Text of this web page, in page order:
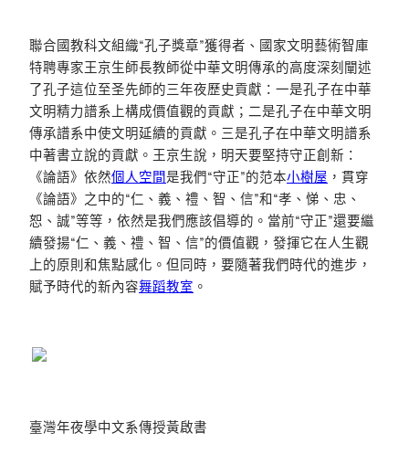
聯合國教科文組織“孔子獎章”獲得者、國家文明藝術智庫
特聘專家王京生師長教師從中華文明傳承的高度深刻闡述
了孔子這位至圣先師的三年夜歷史貢獻：一是孔子在中華
文明精力譜系上構成價值觀的貢獻；二是孔子在中華文明
傳承譜系中使文明延續的貢獻。三是孔子在中華文明譜系
中著書立說的貢獻。王京生說，明天要堅持守正創新：
《論語》依然個人空間是我們“守正”的范本小樹屋 ，貫穿
《論語》之中的“仁、義、禮、智、信”和“孝、悌、忠、
恕、誠”等等，依然是我們應該倡導的。當前“守正”還要繼
續發揚“仁、義、禮、智、信”的價值觀，發揮它在人生觀
上的原則和焦點感化。但同時，要隨著我們時代的進步，
賦予時代的新內容舞蹈教室 。
臺灣年夜學中文系傳授黃啟書